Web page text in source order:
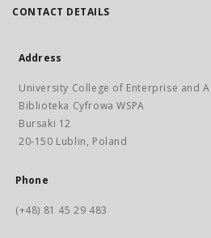
CONTACT DETAILS
Address
University College of Enterprise and
Biblioteka Cyfrowa WSPA
Bursaki 12
20-150 Lublin, Poland
Phone
(+48) 81 45 29 483